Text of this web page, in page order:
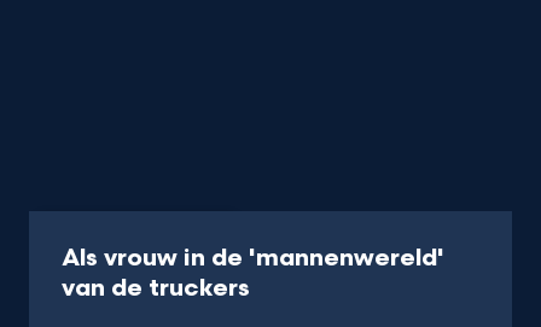
Als vrouw in de 'mannenwereld'
van de truckers